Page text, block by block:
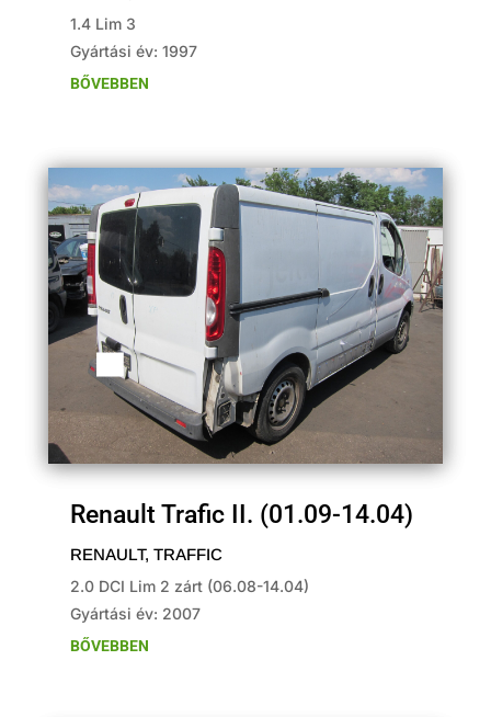
1.4 Lim 3
Gyártási év: 1997
BŐVEBBEN
Renault Trafic II. (01.09-14.04)
RENAULT, TRAFFIC
2.0 DCI Lim 2 zárt (06.08-14.04)
Gyártási év: 2007
BŐVEBBEN